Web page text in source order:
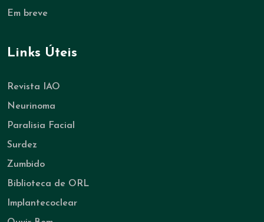
Em breve
Links Úteis
Revista IAO
Neurinoma
Paralisia Facial
Surdez
Zumbido
Biblioteca de ORL
Implantecoclear